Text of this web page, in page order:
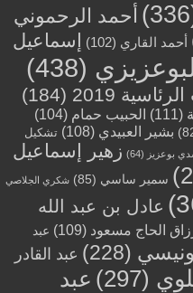
أحمد الرحموني
أحمد القاري (102)
إسماعيل
(438)
2019
(184)
(111) الحبيب حمام (104)
بشير العبيدي (108)
تشكيل
بوعزيز (64)
زهير إسماعيل
سمير ساسي (85) شكري الجلاصي
عادل بن عبد الله
الحاج مسعود (109)
عبد
(228)
عبد القادر
(297)
عبد